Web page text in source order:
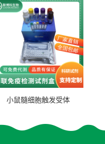
小鼠髓细胞触发受体